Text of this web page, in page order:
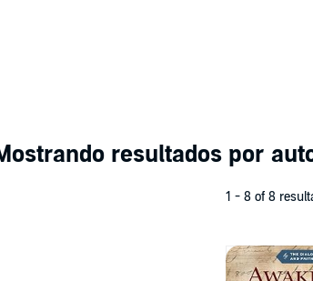
resultados por
1 - 8 of 8